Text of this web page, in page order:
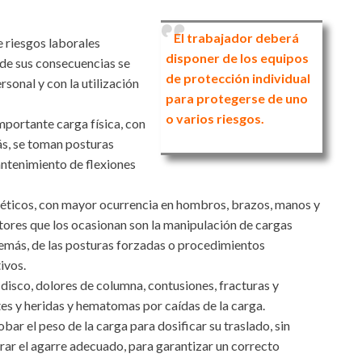
El trabajador deberá
disponer de los equipos
de protección individual
para protegerse de uno
o varios riesgos.
riesgos laborales
sus consecuencias se
y con la utilización
carga física, con
se toman posturas
de flexiones
con mayor ocurrencia en hombros, brazos, manos y
que los ocasionan son la manipulación de cargas
de las posturas forzadas o procedimientos
dolores de columna, contusiones, fracturas y
y heridas y hematomas por caídas de la carga.
el peso de la carga para dosificar su traslado, sin
el agarre adecuado, para garantizar un correcto